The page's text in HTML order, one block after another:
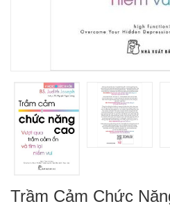
Trầm Cảm Chức